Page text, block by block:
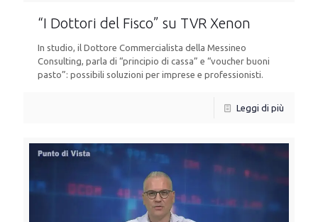
“I Dottori del Fisco” su TVR Xenon
In studio, il Dottore Commercialista della Messineo
Consulting, parla di “principio di cassa” e “voucher buoni
pasto”: possibili soluzioni per imprese e professionisti.
Leggi di più